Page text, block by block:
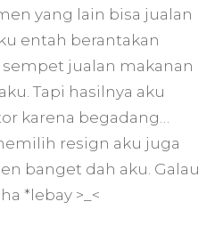
yang lain bisa jualan
entah berantakan
sempet jualan makanan
Tapi hasilnya aku
karena begadang…
resign aku juga
banget dah aku. Galau
*lebay >_<